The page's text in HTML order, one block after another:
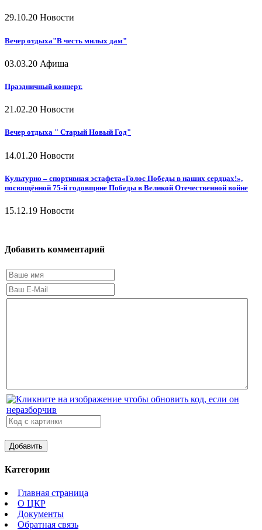
29.10.20 Новости
Вечер отдыха"В честь милых дам"
03.03.20 Афиша
Праздничный концерт.
21.02.20 Новости
Вечер отдыха " Старый Новый Год"
14.01.20 Новости
Культурно – спортивная эстафета«Голос Победы в наших сердцах!»,
посвящённой 75-й годовщине Победы в Великой Отечественной войне
15.12.19 Новости
Добавить комментарий
Категории
Главная страница
О ЦКР
Документы
Обратная связь